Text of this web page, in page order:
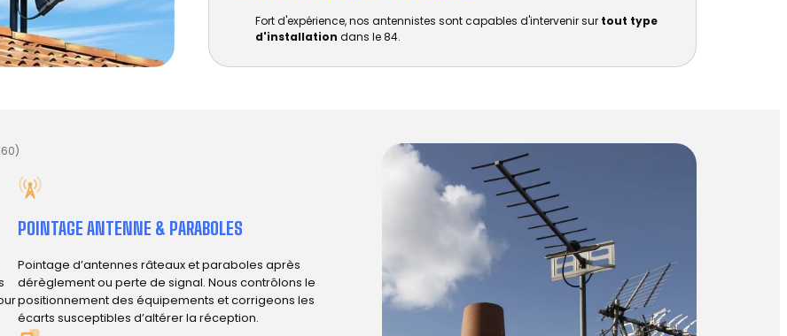
Fort d'expérience, nos antennistes sont capables d'intervenir sur tout type
d'installation dans le 84.
POINTAGE ANTENNE & PARABOLES
Pointage d’antennes râteaux et paraboles après
dérèglement ou perte de signal. Nous contrôlons le
positionnement des équipements et corrigeons les
écarts susceptibles d’altérer la réception.